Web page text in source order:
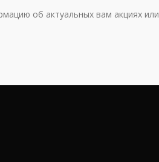
об актуальных вам акциях или